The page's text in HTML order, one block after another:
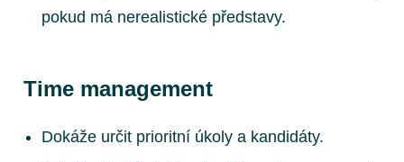
pokud má nerealistické představy.
Time management
Dokáže určit prioritní úkoly a kandidáty.